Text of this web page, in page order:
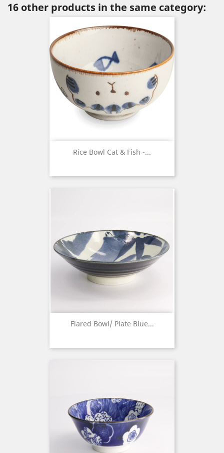
16 other products in the same category:
Rice Bowl Cat & Fish -...
Flared Bowl/ Plate Blue...